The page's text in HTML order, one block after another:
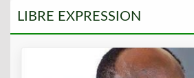
LIBRE EXPRESSION